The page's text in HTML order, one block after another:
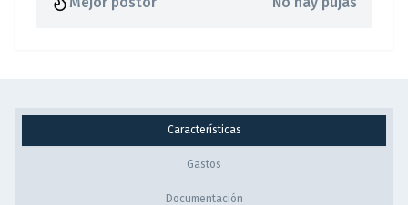
Características
Gastos
Documentación